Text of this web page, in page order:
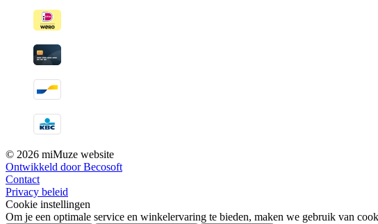
© 2026 miMuze website
Ontwikkeld door Becosoft
Contact
Privacy beleid
Cookie instellingen
Om je een optimale service en winkelervaring te bieden, maken we gebruik van